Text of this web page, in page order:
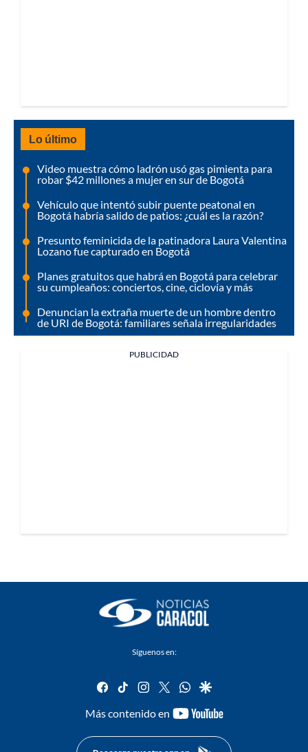
Lo último
Video muestra cómo ladrón usó gas pimienta para
robar $42 millones a mujer en sur de Bogotá
Vehículo que intentó subir puente peatonal en
Bogotá habría salido de patios: ¿cuál es la razón?
Presunto feminicida de la patinadora Laura Valentina
Lozano fue capturado en Bogotá
Planes gratuitos que habrá en Bogotá para celebrar
su cumpleaños: conciertos, cine, ciclovía y más
Denuncian la extraña muerte de un hombre dentro
de URI de Bogotá: familiares señala irregularidades
PUBLICIDAD
Síguenos en:
facebook
tiktok instagram
twitterwhatsapp
google
Más contenido en
youtube-